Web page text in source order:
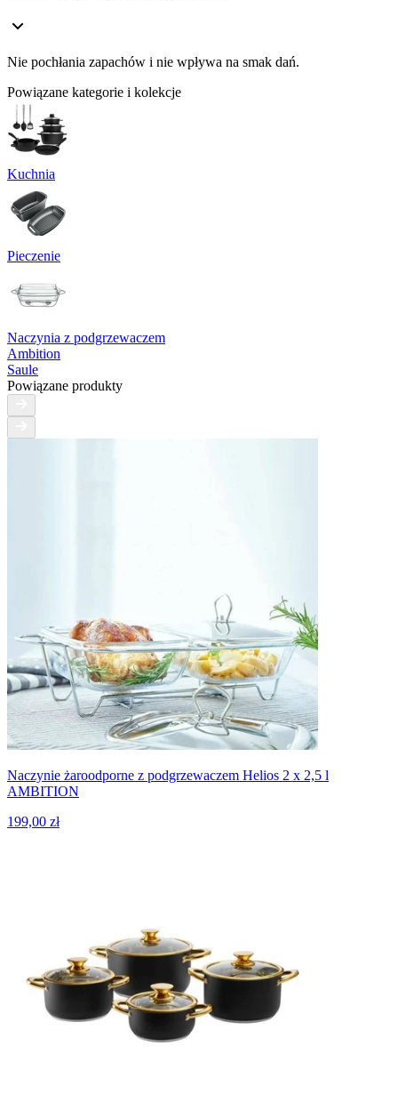
Nie pochłania zapachów i nie wpływa na smak dań.
Powiązane kategorie i kolekcje
Kuchnia
Pieczenie
Naczynia z podgrzewaczem
Ambition
Saule
Powiązane produkty
Naczynie żaroodporne z podgrzewaczem Helios 2 x 2,5 l
AMBITION
199,00 zł